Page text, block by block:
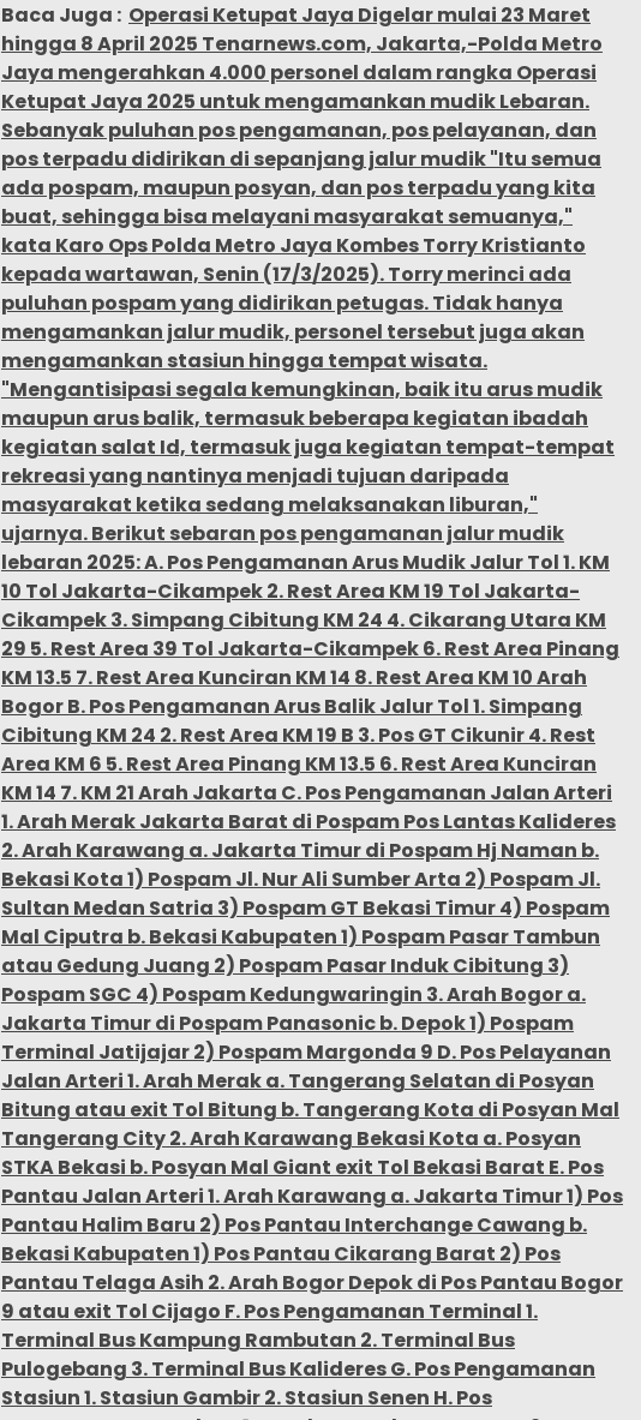
Baca Juga : Operasi Ketupat Jaya Digelar mulai 23 Maret
hingga 8 April 2025 Tenarnews.com, Jakarta,-Polda Metro
Jaya mengerahkan 4.000 personel dalam rangka Operasi
Ketupat Jaya 2025 untuk mengamankan mudik Lebaran.
Sebanyak puluhan pos pengamanan, pos pelayanan, dan
pos terpadu didirikan di sepanjang jalur mudik "Itu semua
ada pospam, maupun posyan, dan pos terpadu yang kita
buat, sehingga bisa melayani masyarakat semuanya,"
kata Karo Ops Polda Metro Jaya Kombes Torry Kristianto
kepada wartawan, Senin (17/3/2025). Torry merinci ada
puluhan pospam yang didirikan petugas. Tidak hanya
mengamankan jalur mudik, personel tersebut juga akan
mengamankan stasiun hingga tempat wisata.
"Mengantisipasi segala kemungkinan, baik itu arus mudik
maupun arus balik, termasuk beberapa kegiatan ibadah
kegiatan salat Id, termasuk juga kegiatan tempat-tempat
rekreasi yang nantinya menjadi tujuan daripada
masyarakat ketika sedang melaksanakan liburan,"
ujarnya. Berikut sebaran pos pengamanan jalur mudik
lebaran 2025: A. Pos Pengamanan Arus Mudik Jalur Tol 1. KM
10 Tol Jakarta-Cikampek 2. Rest Area KM 19 Tol Jakarta-
Cikampek 3. Simpang Cibitung KM 24 4. Cikarang Utara KM
29 5. Rest Area 39 Tol Jakarta-Cikampek 6. Rest Area Pinang
KM 13.5 7. Rest Area Kunciran KM 14 8. Rest Area KM 10 Arah
Bogor B. Pos Pengamanan Arus Balik Jalur Tol 1. Simpang
Cibitung KM 24 2. Rest Area KM 19 B 3. Pos GT Cikunir 4. Rest
Area KM 6 5. Rest Area Pinang KM 13.5 6. Rest Area Kunciran
KM 14 7. KM 21 Arah Jakarta C. Pos Pengamanan Jalan Arteri
1. Arah Merak Jakarta Barat di Pospam Pos Lantas Kalideres
2. Arah Karawang a. Jakarta Timur di Pospam Hj Naman b.
Bekasi Kota 1) Pospam Jl. Nur Ali Sumber Arta 2) Pospam Jl.
Sultan Medan Satria 3) Pospam GT Bekasi Timur 4) Pospam
Mal Ciputra b. Bekasi Kabupaten 1) Pospam Pasar Tambun
atau Gedung Juang 2) Pospam Pasar Induk Cibitung 3)
Pospam SGC 4) Pospam Kedungwaringin 3. Arah Bogor a.
Jakarta Timur di Pospam Panasonic b. Depok 1) Pospam
Terminal Jatijajar 2) Pospam Margonda 9 D. Pos Pelayanan
Jalan Arteri 1. Arah Merak a. Tangerang Selatan di Posyan
Bitung atau exit Tol Bitung b. Tangerang Kota di Posyan Mal
Tangerang City 2. Arah Karawang Bekasi Kota a. Posyan
STKA Bekasi b. Posyan Mal Giant exit Tol Bekasi Barat E. Pos
Pantau Jalan Arteri 1. Arah Karawang a. Jakarta Timur 1) Pos
Pantau Halim Baru 2) Pos Pantau Interchange Cawang b.
Bekasi Kabupaten 1) Pos Pantau Cikarang Barat 2) Pos
Pantau Telaga Asih 2. Arah Bogor Depok di Pos Pantau Bogor
9 atau exit Tol Cijago F. Pos Pengamanan Terminal 1.
Terminal Bus Kampung Rambutan 2. Terminal Bus
Pulogebang 3. Terminal Bus Kalideres G. Pos Pengamanan
Stasiun 1. Stasiun Gambir 2. Stasiun Senen H. Pos